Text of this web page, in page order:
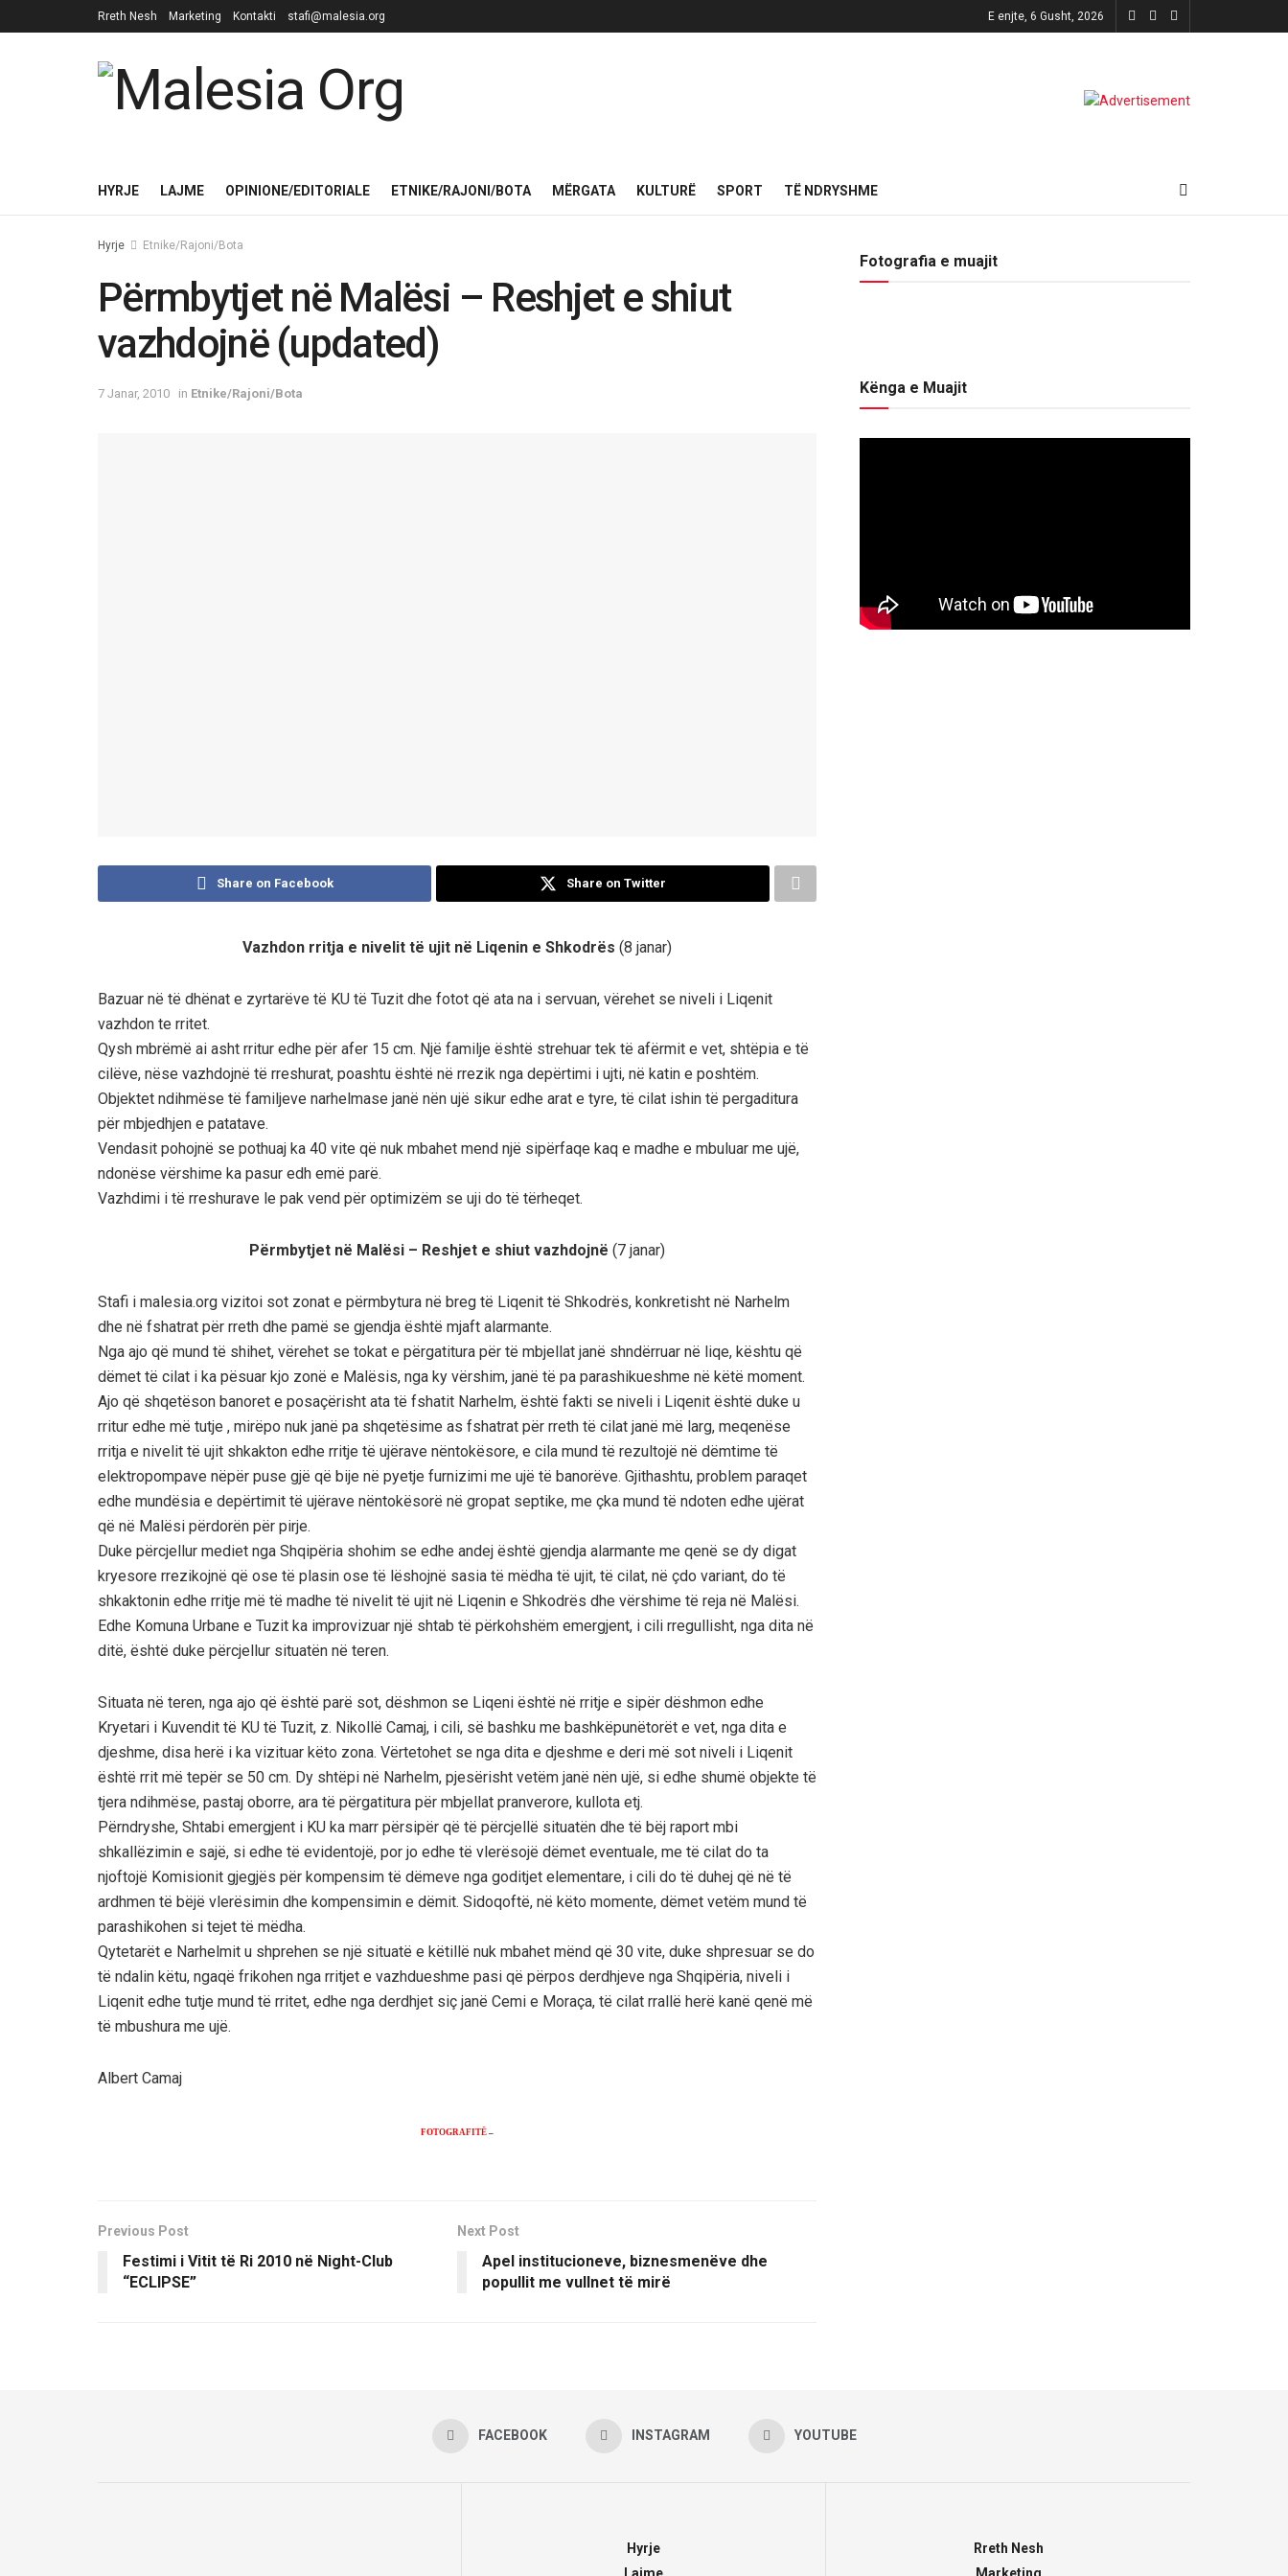
Rreth Nesh Marketing Kontakti stafi@malesia.org E enjte, 6 Gusht, 2026
HYRJE LAJME OPINIONE/EDITORIALE ETNIKE/RAJONI/BOTA MËRGATA KULTURË SPORT TË NDRYSHME
Hyrje Etnike/Rajoni/Bota
Përmbytjet në Malësi – Reshjet e shiut
vazhdojnë (updated)
7 Janar, 2010 in Etnike/Rajoni/Bota
Share on Facebook Share on Twitter
Vazhdon rritja e nivelit të ujit në Liqenin e Shkodrës (8 janar)
Bazuar në të dhënat e zyrtarëve të KU të Tuzit dhe fotot që ata na i servuan, vërehet se niveli i Liqenit
vazhdon te rritet.
Qysh mbrëmë ai asht rritur edhe për afer 15 cm. Një familje është strehuar tek të afërmit e vet, shtëpia e të
cilëve, nëse vazhdojnë të rreshurat, poashtu është në rrezik nga depërtimi i ujti, në katin e poshtëm.
Objektet ndihmëse të familjeve narhelmase janë nën ujë sikur edhe arat e tyre, të cilat ishin të pergaditura
për mbjedhjen e patatave.
Vendasit pohojnë se pothuaj ka 40 vite që nuk mbahet mend një sipërfaqe kaq e madhe e mbuluar me ujë,
ndonëse vërshime ka pasur edh emë parë.
Vazhdimi i të rreshurave le pak vend për optimizëm se uji do të tërheqet.
Përmbytjet në Malësi – Reshjet e shiut vazhdojnë (7 janar)
Stafi i malesia.org vizitoi sot zonat e përmbytura në breg të Liqenit të Shkodrës, konkretisht në Narhelm
dhe në fshatrat për rreth dhe pamë se gjendja është mjaft alarmante.
Nga ajo që mund të shihet, vërehet se tokat e përgatitura për të mbjellat janë shndërruar në liqe, kështu që
dëmet të cilat i ka pësuar kjo zonë e Malësis, nga ky vërshim, janë të pa parashikueshme në këtë moment.
Ajo që shqetëson banoret e posaçërisht ata të fshatit Narhelm, është fakti se niveli i Liqenit është duke u
rritur edhe më tutje , mirëpo nuk janë pa shqetësime as fshatrat për rreth të cilat janë më larg, meqenëse
rritja e nivelit të ujit shkakton edhe rritje të ujërave nëntokësore, e cila mund të rezultojë në dëmtime të
elektropompave nëpër puse gjë që bije në pyetje furnizimi me ujë të banorëve. Gjithashtu, problem paraqet
edhe mundësia e depërtimit të ujërave nëntokësorë në gropat septike, me çka mund të ndoten edhe ujërat
që në Malësi përdorën për pirje.
Duke përcjellur mediet nga Shqipëria shohim se edhe andej është gjendja alarmante me qenë se dy digat
kryesore rrezikojnë që ose të plasin ose të lëshojnë sasia të mëdha të ujit, të cilat, në çdo variant, do të
shkaktonin edhe rritje më të madhe të nivelit të ujit në Liqenin e Shkodrës dhe vërshime të reja në Malësi.
Edhe Komuna Urbane e Tuzit ka improvizuar një shtab të përkohshëm emergjent, i cili rregullisht, nga dita në
ditë, është duke përcjellur situatën në teren.
Situata në teren, nga ajo që është parë sot, dëshmon se Liqeni është në rritje e sipër dëshmon edhe
Kryetari i Kuvendit të KU të Tuzit, z. Nikollë Camaj, i cili, së bashku me bashkëpunëtorët e vet, nga dita e
djeshme, disa herë i ka vizituar këto zona. Vërtetohet se nga dita e djeshme e deri më sot niveli i Liqenit
është rrit më tepër se 50 cm. Dy shtëpi në Narhelm, pjesërisht vetëm janë nën ujë, si edhe shumë objekte të
tjera ndihmëse, pastaj oborre, ara të përgatitura për mbjellat pranverore, kullota etj.
Përndryshe, Shtabi emergjent i KU ka marr përsipër që të përcjellë situatën dhe të bëj raport mbi
shkallëzimin e sajë, si edhe të evidentojë, por jo edhe të vlerësojë dëmet eventuale, me të cilat do ta
njoftojë Komisionit gjegjës për kompensim të dëmeve nga goditjet elementare, i cili do të duhej që në të
ardhmen të bëjë vlerësimin dhe kompensimin e dëmit. Sidoqoftë, në këto momente, dëmet vetëm mund të
parashikohen si tejet të mëdha.
Qytetarët e Narhelmit u shprehen se një situatë e këtillë nuk mbahet mënd që 30 vite, duke shpresuar se do
të ndalin këtu, ngaqë frikohen nga rritjet e vazhdueshme pasi që përpos derdhjeve nga Shqipëria, niveli i
Liqenit edhe tutje mund të rritet, edhe nga derdhjet siç janë Cemi e Moraça, të cilat rrallë herë kanë qenë më
të mbushura me ujë.
Albert Camaj
FOTOGRAFITË –
Previous Post
Festimi i Vitit të Ri 2010 në Night-Club
“ECLIPSE”
Next Post
Apel institucioneve, biznesmenëve dhe
popullit me vullnet të mirë
Fotografia e muajit
Kënga e Muajit
FACEBOOK INSTAGRAM YOUTUBE
Hyrje
Lajme
Rreth Nesh
Marketing